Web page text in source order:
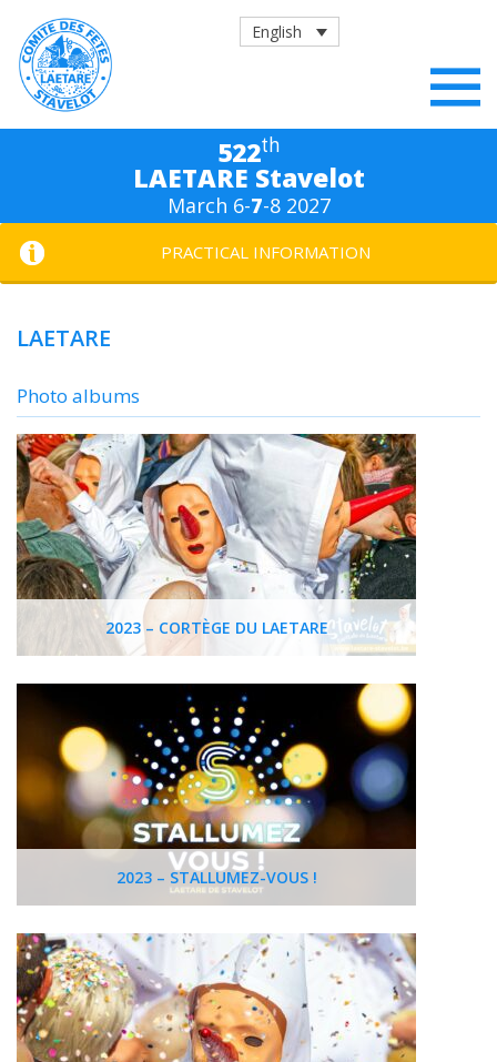
English
522th
LAETARE Stavelot
March 6-7-8 2027
PRACTICAL INFORMATION
LAETARE
Photo albums
2023 – CORTÈGE DU LAETARE
2023 – STALLUMEZ-VOUS !